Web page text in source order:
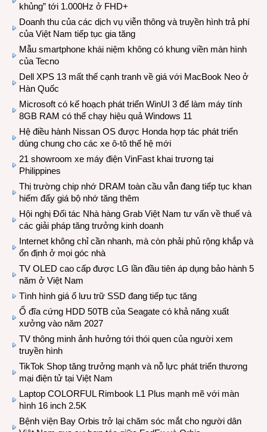
khủng” tới 1.000Hz ở FHD+
Doanh thu của các dịch vụ viễn thông và truyền hình trả phí
của Việt Nam tiếp tục gia tăng
Mẫu smartphone khái niệm không có khung viền màn hình
của Tecno
Dell XPS 13 mất thế cạnh tranh về giá với MacBook Neo ở
Hàn Quốc
Microsoft có kế hoạch phát triển WinUI 3 để làm máy tính
8GB RAM có thể chạy hiệu quả Windows 11
Hệ điều hành Nissan OS được Honda hợp tác phát triển
dùng chung cho các xe ô-tô thế hệ mới
21 showroom xe máy điện VinFast khai trương tại
Philippines
Thị trường chip nhớ DRAM toàn cầu vẫn đang tiếp tục khan
hiếm đẩy giá bộ nhớ tăng thêm
Hội nghị Đối tác Nhà hàng Grab Việt Nam tư vấn về thuế và
các giải pháp tăng trưởng kinh doanh
Internet không chỉ cần nhanh, mà còn phải phủ rộng khắp và
ổn định ở mọi góc nhà
TV OLED cao cấp được LG lần đầu tiên áp dụng bảo hành 5
năm ở Việt Nam
Tình hình giá ổ lưu trữ SSD đang tiếp tục tăng
Ổ đĩa cứng HDD 50TB của Seagate có khả năng xuất
xưởng vào năm 2027
TV thông minh ảnh hưởng tới thói quen của người xem
truyền hình
TikTok Shop tăng trưởng mạnh và nỗ lực phát triển thương
mại điện tử tại Việt Nam
Laptop COLORFUL Rimbook L1 Plus mạnh mẽ với màn
hình 16 inch 2.5K
Bệnh viện Bay Orbis trở lại chăm sóc mắt cho người dân